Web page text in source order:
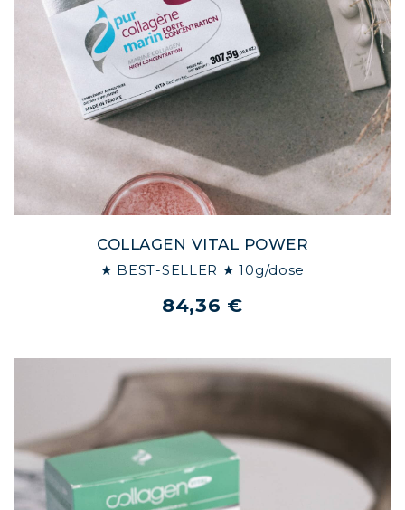
COLLAGEN VITAL POWER
★ BEST-SELLER ★ 10g/dose
84,36 €